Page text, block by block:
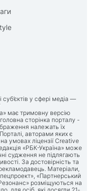
у сфері медіа —
має тримовну версію
сторінка порталу -
належать їх
авторами яких є
умовах ліцензії Creative
«РБК-Україна» може
судження не підлягають
За достовірність та
Матеріали,
«Партнерський
розміщуються на